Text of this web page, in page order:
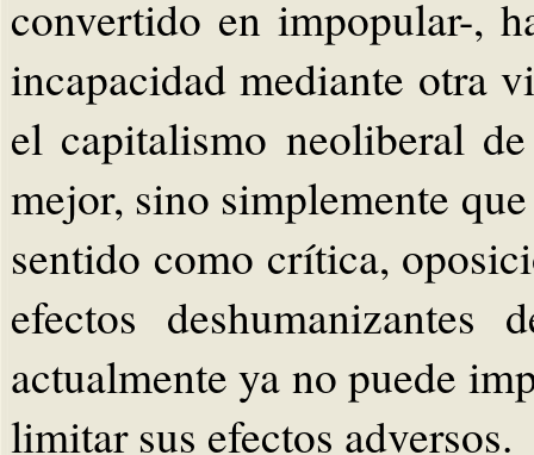
convertido en impopular-,
incapacidad mediante otra
el capitalismo neoliberal
mejor, sino simplemente
sentido como crítica,
efectos
actualmente ya no puede
limitar sus efectos adversos.